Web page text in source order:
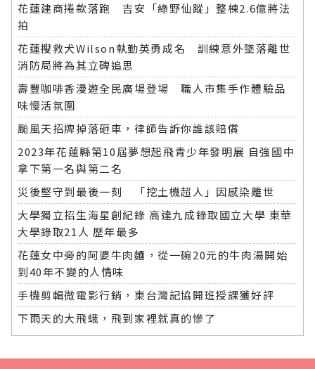
花蓮建商捲款落跑 吉安「綠野仙蹤」整棟2.6億將法
拍
花蓮搜救犬Wilson執勤英勇成名 訓練意外墜落離世
消防局將為其立碑追思
壽豐咖啡香漫遊全民廣場登場 職人市集手作體驗品
味慢活氛圍
颱風天招牌掉落砸車，律師告訴你誰該賠償
2023年花蓮縣第10屆夢想起飛青少年發明展 自強國中
拿下第一名與第二名
災後堅守到最後一刻 「挖土機超人」因感染離世
大學獨立招生海星創紀錄 高達九成錄取國立大學 東華
大學錄取21人 歷年最多
花蓮女中旁的阿婆牛肉麵，從一碗20元的牛肉湯開始
到40年不變的人情味
手機剪輯微電影行銷，東台灣記協開班授課獲好評
下雨天的大飛蛾，飛到家裡就真的慘了